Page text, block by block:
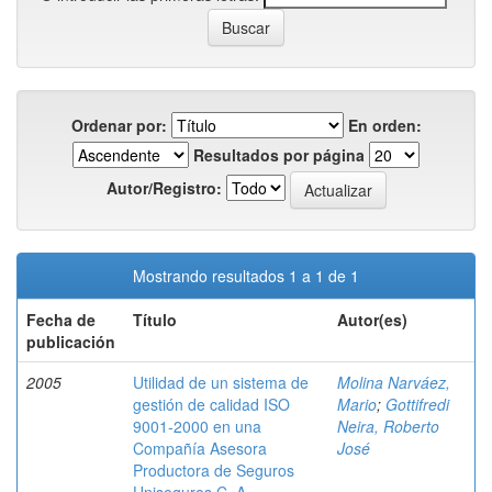
Ordenar por:
En orden:
Resultados por página
Autor/Registro:
Mostrando resultados 1 a 1 de 1
Fecha de
publicación
Título Autor(es)
2005
Utilidad de un sistema de
gestión de calidad ISO
9001-2000 en una
Compañía Asesora
Productora de Seguros
Molina Narváez,
Mario; Gottifredi
Neira, Roberto
José